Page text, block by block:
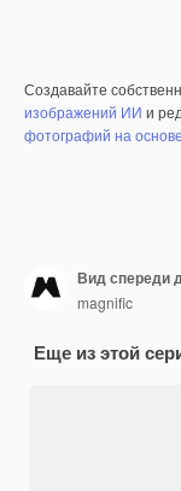
Создавайте
изображений ИИ и
фотографий на
Вид спереди
magnific
Еще из этой